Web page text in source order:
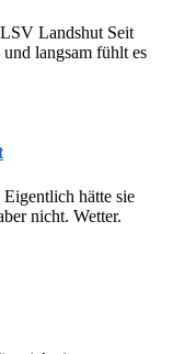
Landshut Seit
langsam fühlt es
hätte sie
nicht. Wetter.